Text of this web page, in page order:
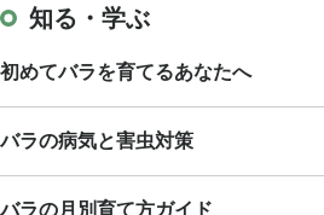
知る・学ぶ
初めてバラを育てるあなたへ
バラの病気と害虫対策
バラの月別育て方ガイド